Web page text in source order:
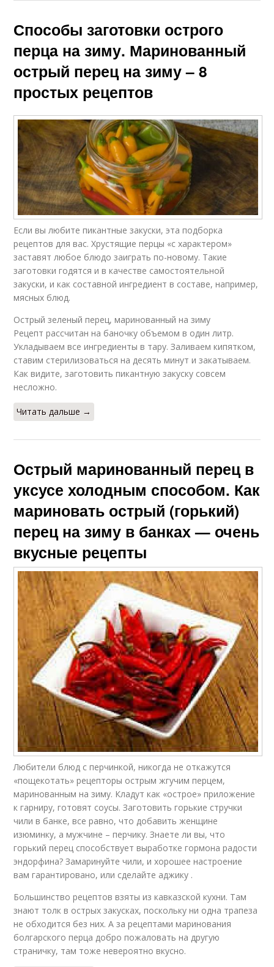
Способы заготовки острого
перца на зиму. Маринованный
острый перец на зиму – 8
простых рецептов
Если вы любите пикантные закуски, эта подборка
рецептов для вас. Хрустящие перцы «с характером»
заставят любое блюдо заиграть по-новому. Такие
заготовки годятся и в качестве самостоятельной
закуски, и как составной ингредиент в составе, например,
мясных блюд.
Острый зеленый перец, маринованный на зиму
Рецепт рассчитан на баночку объемом в один литр.
Укладываем все ингредиенты в тару. Заливаем кипятком,
ставим стерилизоваться на десять минут и закатываем.
Как видите, заготовить пикантную закуску совсем
несложно.
Читать дальше →
Острый маринованный перец в
уксусе холодным способом. Как
мариновать острый (горький)
перец на зиму в банках — очень
вкусные рецепты
Любители блюд с перчинкой, никогда не откажутся
«пощекотать» рецепторы острым жгучим перцем,
маринованным на зиму. Кладут как «острое» приложение
к гарниру, готовят соусы. Заготовить горькие стручки
чили в банке, все равно, что добавить женщине
изюминку, а мужчине – перчику. Знаете ли вы, что
горький перец способствует выработке гормона радости
эндорфина? Замаринуйте чили, и хорошее настроение
вам гарантировано, или сделайте аджику .
Большинство рецептов взяты из кавказской кухни. Там
знают толк в острых закусках, поскольку ни одна трапеза
не обходится без них. А за рецептами маринования
болгарского перца добро пожаловать на другую
страничку, там тоже невероятно вкусно.